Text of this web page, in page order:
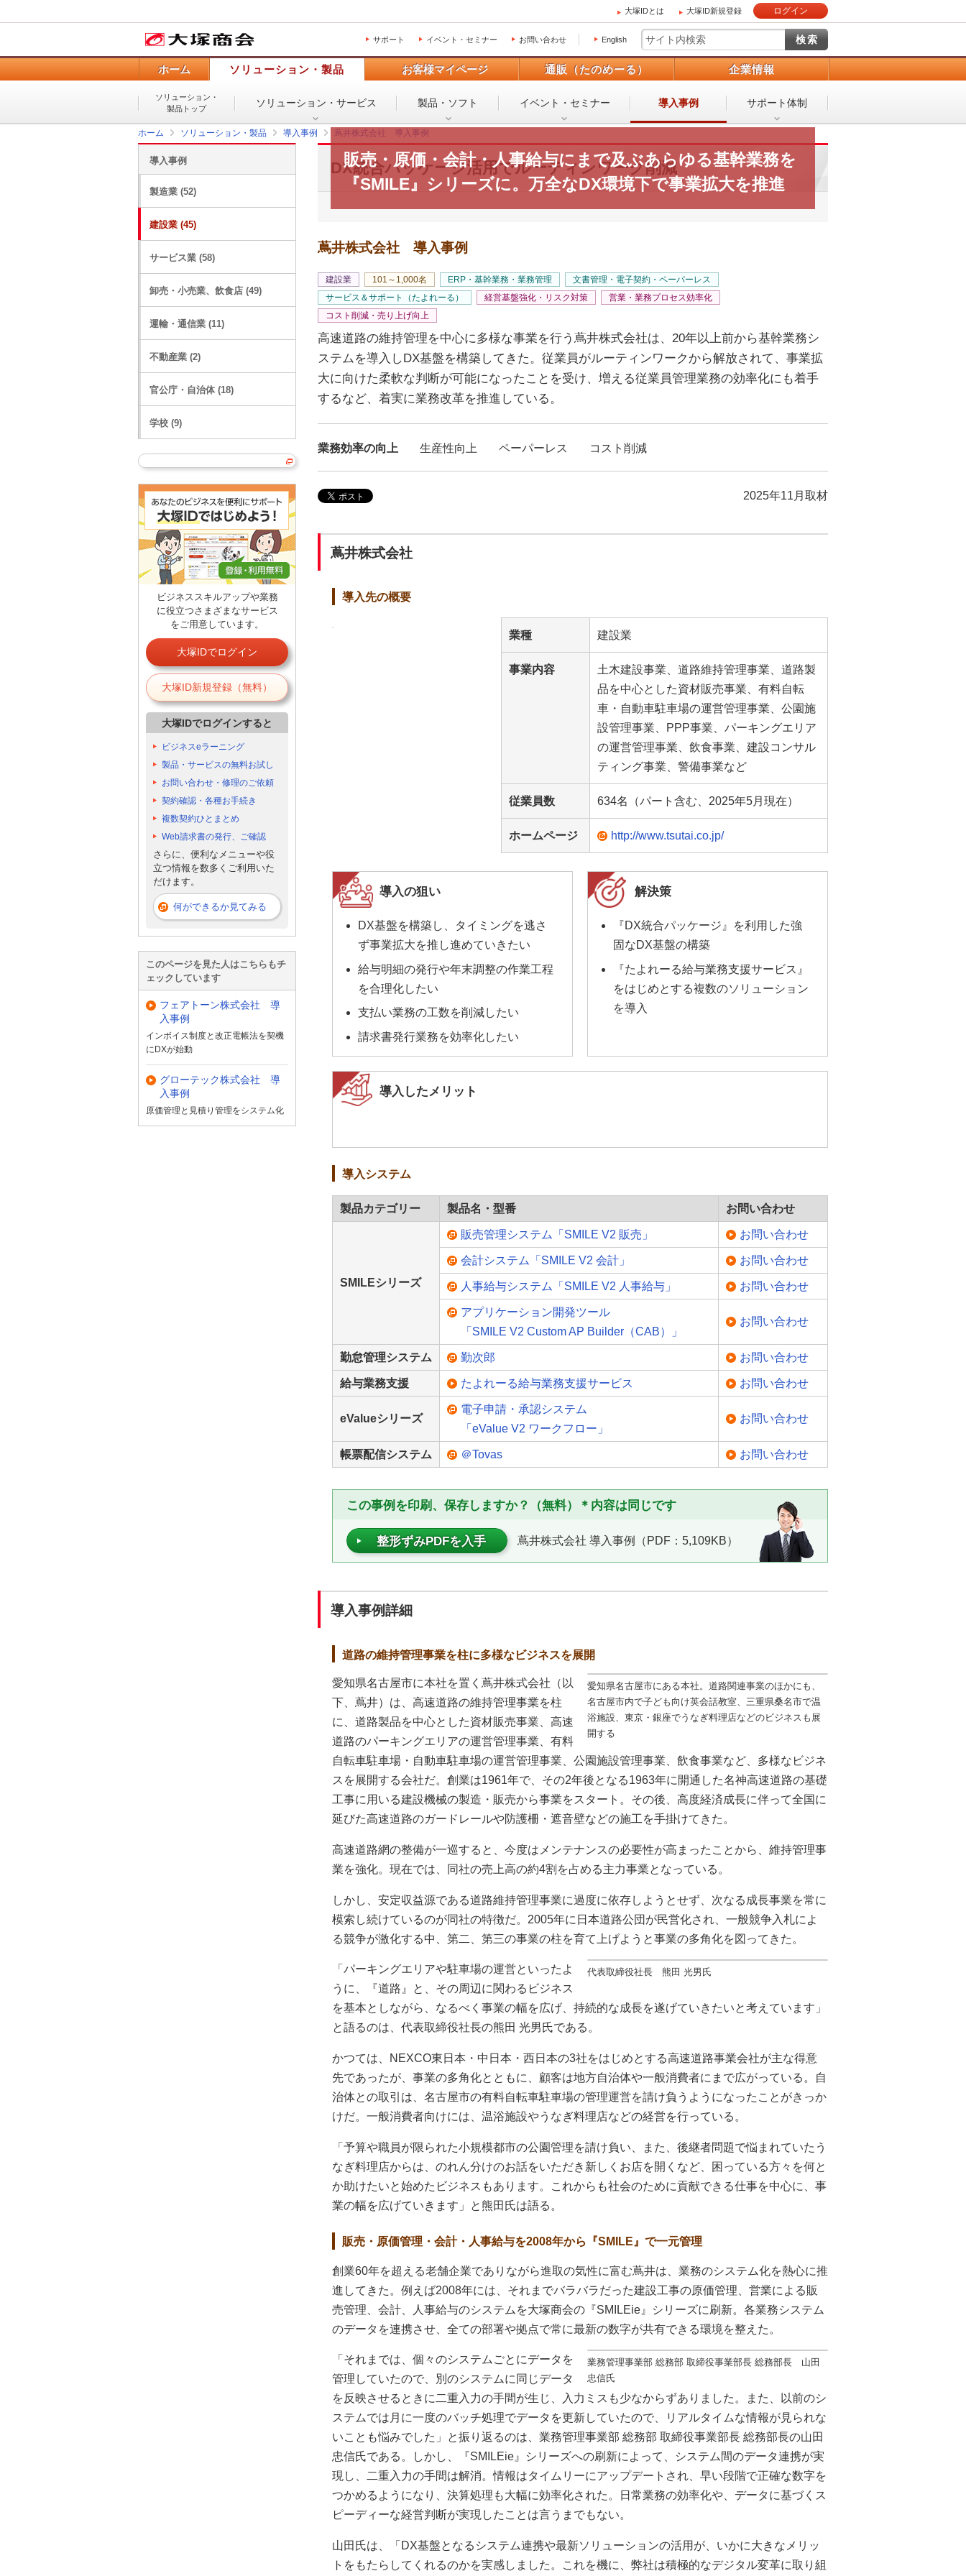
大塚IDとは 大塚ID新規登録 ログイン
サポート イベント・セミナー お問い合わせ English
ホーム ソリューション・製品 お客様マイページ 通販（たのめーる） 企業情報
ソリューション・
製品トップ
ソリューション・ サービス 製品・ソフト イベント・ セミナー 導入事例 サポート体制
ホーム ソリューション・製品 導入事例 蔦井株式会社 導入事例
DX統合パッケージ活用でルーティンワーク削減
販売・原価・会計・人事給与にまで及ぶあらゆる基幹業務を
『SMILE』シリーズに。万全なDX環境下で事業拡大を推進
蔦井株式会社 導入事例
建設業 101～1,000名 ERP・基幹業務・業務管理
文書管理・電子契約・ペーパーレス
サービス＆サポート（たよれーる）
経営基盤強化・リスク対策
営業・業務プロセス効率化
コスト削減・売り上げ向上
高速道路の維持管理を中心に多様な事業を行う蔦井株式会社は、20年以上前から基幹業務シ
ステムを導入しDX基盤を構築してきた。従業員がルーティンワークから解放されて、事業拡
大に向けた柔軟な判断が可能になったことを受け、増える従業員管理業務の効率化にも着手
するなど、着実に業務改革を推進している。
業務効率の向上 生産性向上 ペーパーレス コスト削減
2025年11月取材
蔦井株式会社
導入先の概要
業種 建設業
事業内容
土木建設事業、道路維持管理事業、道路製
品を中心とした資材販売事業、有料自転
車・自動車駐車場の運営管理事業、公園施
設管理事業、PPP事業、パーキングエリア
の運営管理事業、飲食事業、建設コンサル
ティング事業、警備事業など
従業員数 634名（パート含む、2025年5月現在）
ホームページ http://www.tsutai.co.jp/
導入の狙い
DX基盤を構築し、タイミングを逃さ
ず事業拡大を推し進めていきたい
給与明細の発行や年末調整の作業工程
を合理化したい
支払い業務の工数を削減したい
請求書発行業務を効率化したい
解決策
『DX統合パッケージ』を利用した強
固なDX基盤の構築
『たよれーる給与業務支援サービス』
をはじめとする複数のソリューション
を導入
導入したメリット
導入システム
製品カテゴリー 製品名・型番 お問い合わせ
SMILEシリーズ
販売管理システム「SMILE V2 販売」 お問い合わせ
会計システム「SMILE V2 会計」 お問い合わせ
人事給与システム「SMILE V2 人事給与」 お問い合わせ
アプリケーション開発ツール
「SMILE V2 Custom AP Builder（CAB）」
お問い合わせ
勤怠管理システム 勤次郎 お問い合わせ
給与業務支援 たよれーる給与業務支援サービス お問い合わせ
eValueシリーズ
電子申請・承認システム
「eValue V2 ワークフロー」
お問い合わせ
帳票配信システム ＠Tovas お問い合わせ
この事例を印刷、保存しますか？（無料）＊内容は同じです
整形ずみPDFを入手 蔦井株式会社 導入事例（PDF：5,109KB）
導入事例詳細
道路の維持管理事業を柱に多様なビジネスを展開
愛知県名古屋市にある本社。道路関連事業のほかにも、
名古屋市内で子ども向け英会話教室、三重県桑名市で温
浴施設、東京・銀座でうなぎ料理店などのビジネスも展
開する
愛知県名古屋市に本社を置く蔦井株式会社（以
下、蔦井）は、高速道路の維持管理事業を柱
に、道路製品を中心とした資材販売事業、高速
道路のパーキングエリアの運営管理事業、有料
自転車駐車場・自動車駐車場の運営管理事業、公園施設管理事業、飲食事業など、多様なビジネ
スを展開する会社だ。創業は1961年で、その2年後となる1963年に開通した名神高速道路の基礎
工事に用いる建設機械の製造・販売から事業をスタート。その後、高度経済成長に伴って全国に
延びた高速道路のガードレールや防護柵・遮音壁などの施工を手掛けてきた。
高速道路網の整備が一巡すると、今度はメンテナンスの必要性が高まったことから、維持管理事
業を強化。現在では、同社の売上高の約4割を占める主力事業となっている。
しかし、安定収益源である道路維持管理事業に過度に依存しようとせず、次なる成長事業を常に
模索し続けているのが同社の特徴だ。2005年に日本道路公団が民営化され、一般競争入札によ
る競争が激化する中、第二、第三の事業の柱を育て上げようと事業の多角化を図ってきた。
代表取締役社長 熊田 光男氏
「パーキングエリアや駐車場の運営といったよ
うに、『道路』と、その周辺に関わるビジネス
を基本としながら、なるべく事業の幅を広げ、持続的な成長を遂げていきたいと考えています」
と語るのは、代表取締役社長の熊田 光男氏である。
かつては、NEXCO東日本・中日本・西日本の3社をはじめとする高速道路事業会社が主な得意
先であったが、事業の多角化とともに、顧客は地方自治体や一般消費者にまで広がっている。自
治体との取引は、名古屋市の有料自転車駐車場の管理運営を請け負うようになったことがきっか
けだ。一般消費者向けには、温浴施設やうなぎ料理店などの経営を行っている。
「予算や職員が限られた小規模都市の公園管理を請け負い、また、後継者問題で悩まれていたう
なぎ料理店からは、のれん分けのお話をいただき新しくお店を開くなど、困っている方々を何と
か助けたいと始めたビジネスもあります。これからも社会のために貢献できる仕事を中心に、事
業の幅を広げていきます」と熊田氏は語る。
販売・原価管理・会計・人事給与を2008年から『SMILE』で一元管理
創業60年を超える老舗企業でありながら進取の気性に富む蔦井は、業務のシステム化を熱心に推
進してきた。例えば2008年には、それまでバラバラだった建設工事の原価管理、営業による販
売管理、会計、人事給与のシステムを大塚商会の『SMILEie』シリーズに刷新。各業務システム
のデータを連携させ、全ての部署や拠点で常に最新の数字が共有できる環境を整えた。
業務管理事業部 総務部 取締役事業部長 総務部長 山田
忠信氏
「それまでは、個々のシステムごとにデータを
管理していたので、別のシステムに同じデータ
を反映させるときに二重入力の手間が生じ、入力ミスも少なからずありました。また、以前のシ
ステムでは月に一度のバッチ処理でデータを更新していたので、リアルタイムな情報が見られな
いことも悩みでした」と振り返るのは、業務管理事業部 総務部 取締役事業部長 総務部長の山田
忠信氏である。しかし、『SMILEie』シリーズへの刷新によって、システム間のデータ連携が実
現し、二重入力の手間は解消。情報はタイムリーにアップデートされ、早い段階で正確な数字を
つかめるようになり、決算処理も大幅に効率化された。日常業務の効率化や、データに基づくス
ピーディーな経営判断が実現したことは言うまでもない。
山田氏は、「DX基盤となるシステム連携や最新ソリューションの活用が、いかに大きなメリッ
トをもたらしてくれるのかを実感しました。これを機に、弊社は積極的なデジタル変革に取り組
導入事例
製造業 (52)
建設業 (45)
サービス業 (58)
卸売・小売業、飲食店 (49)
運輸・通信業 (11)
不動産業 (2)
官公庁・自治体 (18)
学校 (9)
ビジネススキルアップや業務
に役立つさまざまなサービス
をご用意しています。
大塚IDでログイン
大塚ID新規登録（無料）
大塚IDでログインすると
ビジネスeラーニング
製品・サービスの無料お試し
お問い合わせ・修理のご依頼
契約確認・各種お手続き
複数契約ひとまとめ
Web請求書の発行、ご確認
さらに、便利なメニューや役
立つ情報を数多くご利用いた
だけます。
何ができるか見てみる
このページを見た人はこちらもチ
ェックしています
フェアトーン株式会社 導
入事例
インボイス制度と改正電帳法を契機
にDXが始動
グローテック株式会社 導
入事例
原価管理と見積り管理をシステム化